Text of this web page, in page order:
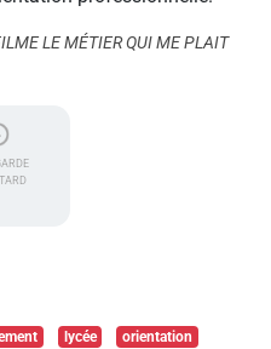
LE MÉTIER QUI ME PLAIT
lycée
orientation